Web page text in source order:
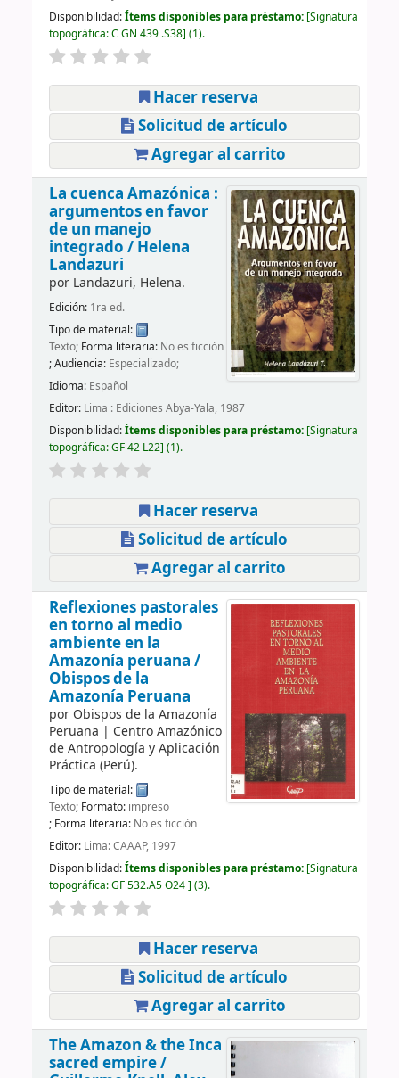
Disponibilidad:Ítems disponibles para préstamo: Signatura
topográfica:C GN 439 .S38 (1).
Hacer reserva
Solicitud de artículo
Agregar al carrito
La cuenca Amazónica :
argumentos en favor
de un manejo
integrado / Helena
Landazuri
por Landazuri, Helena.
Edición: 1ra ed.
Tipo de material:
Texto; Forma literaria: No es ficción
; Audiencia: Especializado;
Idioma: Español
Editor: Lima : Ediciones Abya-Yala, 1987
Disponibilidad:Ítems disponibles para préstamo: Signatura
topográfica:GF 42 L22 (1).
Hacer reserva
Solicitud de artículo
Agregar al carrito
Reflexiones pastorales
en torno al medio
ambiente en la
Amazonía peruana /
Obispos de la
Amazonía Peruana
por Obispos de la Amazonía
Peruana | Centro Amazónico
de Antropología y Aplicación
Práctica (Perú).
Tipo de material:
Texto; Formato: impreso
; Forma literaria: No es ficción
Editor: Lima: CAAAP, 1997
Disponibilidad:Ítems disponibles para préstamo: Signatura
topográfica:GF 532.A5 O24 (3).
Hacer reserva
Solicitud de artículo
Agregar al carrito
The Amazon & the Inca
sacred empire /